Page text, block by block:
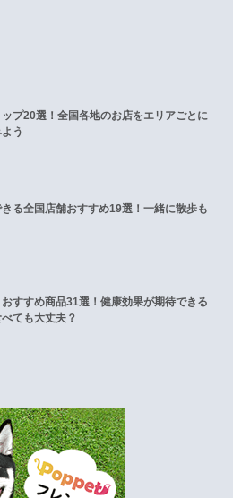
プ20選！全国各地のお店をエリアごとに
う
る全国店舗おすすめ19選！一緒に散歩も
すすめ商品31選！健康効果が期待できる
ても大丈夫？